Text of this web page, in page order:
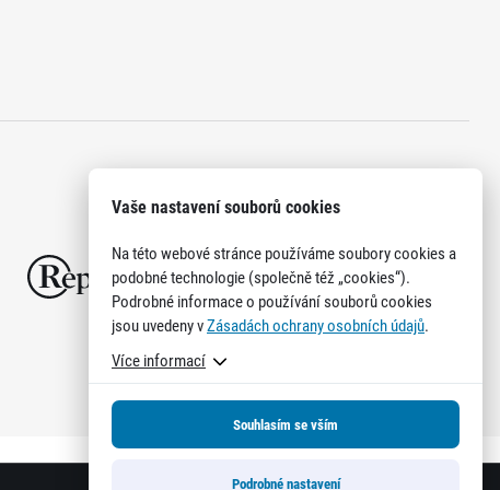
Vaše nastavení souborů cookies
Na této webové stránce používáme soubory cookies a
podobné technologie (společně též „cookies“).
Podrobné informace o používání souborů cookies
jsou uvedeny vZásadách ochrany osobních údajů.
Více informací
Souhlasím se vším
Podrobné nastavení